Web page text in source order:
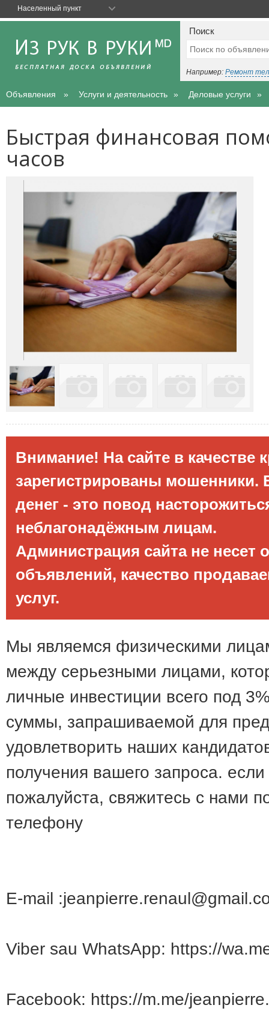
Поиск
Например: Ремонт
Объявления Услуги и деятельность Деловые услуги
Быстрая финансовая
часов
Внимание! На сайте в качестве
зарегистрированы мошенники.
денег - это повод
неблагонадёжным лицам.
Администрация сайта не несет
объявлений, качество
услуг.
Мы являемся физическими
между серьезными лицами,
личные инвестиции всего под
суммы, запрашиваемой для
удовлетворить наших
получения вашего запроса.
пожалуйста, свяжитесь с нами
телефону
E-mail
Viber sau WhatsApp: https://
Facebook: https://m.me/
Населенный пункт